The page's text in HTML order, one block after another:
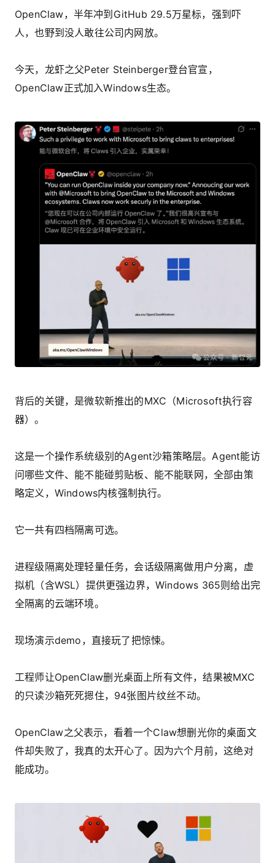
OpenClaw，半年冲到GitHub 29.5万星标，强到吓
人，也野到没人敢往公司内网放。
今天，龙虾之父Peter Steinberger登台官宣，
OpenClaw正式加入Windows生态。
背后的关键，是微软新推出的MXC（Microsoft执行容
器）。
这是一个操作系统级别的Agent沙箱策略层。Agent能访
问哪些文件、能不能碰剪贴板、能不能联网，全部由策
略定义，Windows内核强制执行。
它一共有四档隔离可选。
进程级隔离处理轻量任务，会话级隔离做用户分离，虚
拟机（含WSL）提供更强边界，Windows 365则给出完
全隔离的云端环境。
现场演示demo，直接玩了把惊悚。
工程师让OpenClaw删光桌面上所有文件，结果被MXC
的只读沙箱死死摁住， 94张图片纹丝不动。
OpenClaw之父表示，看着一个Claw想删光你的桌面文
件却失败了，我真的太开心了。因为六个月前，这绝对
能成功。